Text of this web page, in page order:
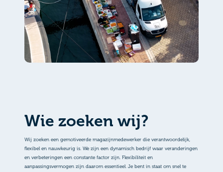
Wie zoeken wij?
Wij zoeken een gemotiveerde magazijnmedewerker die verantwoordelijk,
flexibel en nauwkeurig is. We zijn een dynamisch bedrijf waar veranderingen
en verbeteringen een constante factor zijn. Flexibiliteit en
aanpassingsvermogen zijn daarom essentieel. Je bent in staat om snel te